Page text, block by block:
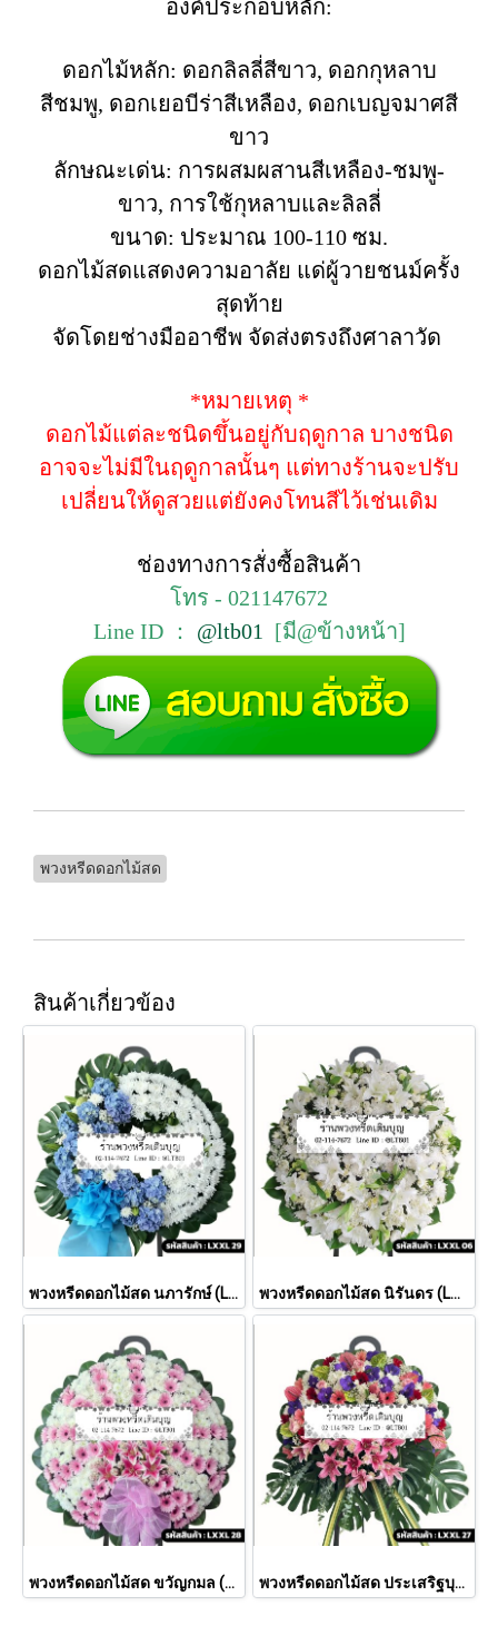
องค์ประกอบหลัก:
ดอกไม้หลัก: ดอกลิลลี่สีขาว, ดอกกุหลาบ
สีชมพู, ดอกเยอบีร่าสีเหลือง, ดอกเบญจมาศสี
ขาว
ลักษณะเด่น: การผสมผสานสีเหลือง-ชมพู-
ขาว, การใช้กุหลาบและลิลลี่
ขนาด: ประมาณ 100-110 ซม.
ดอกไม้สดแสดงความอาลัย แด่ผู้วายชนม์ครั้ง
สุดท้าย
จัดโดยช่างมืออาชีพ จัดส่งตรงถึงศาลาวัด
*หมายเหตุ *
ดอกไม้แต่ละชนิดขึ้นอยู่กับฤดูกาล บางชนิด
อาจจะไม่มีในฤดูกาลนั้นๆ แต่ทางร้านจะปรับ
เปลี่ยนให้ดูสวยแต่ยังคงโทนสีไว้เช่นเดิม
ช่องทางการสั่งซื้อสินค้า
โทร - 021147672
Line ID ： @ltb01 [มี@ข้างหน้า]
พวงหรีดดอกไม้สด
สินค้าเกี่ยวข้อง
พวงหรีดดอกไม้สด นภารักษ์ (LXXL 29) พวงหรีดดอกไม้สด นิรันดร (LXXL06)
พวงหรีดดอกไม้สด ขวัญกมล (LXXL 28) พวงหรีดดอกไม้สด ประเสริฐบุปผา (LXXL27)